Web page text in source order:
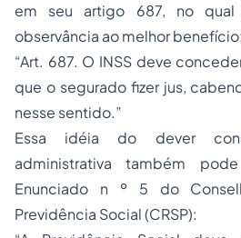
em seu artigo 687, no
observância ao melhor benefício:
“Art. 687. O INSS deve
que o segurado fizer jus,
nesse sentido.”
Essa idéia do dever
administrativa também
Enunciado n º 5 do
Previdência Social (CRSP):